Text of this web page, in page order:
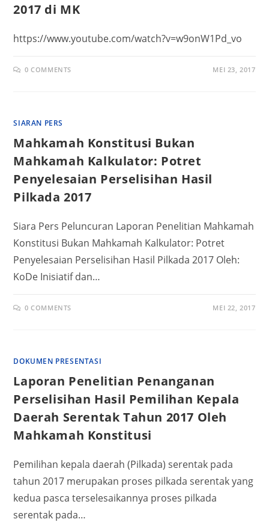
2017 di MK
https://www.youtube.com/watch?v=w9onW1Pd_vo
0 COMMENTS MEI 23, 2017
SIARAN PERS
Mahkamah Konstitusi Bukan
Mahkamah Kalkulator: Potret
Penyelesaian Perselisihan Hasil
Pilkada 2017
Siara Pers Peluncuran Laporan Penelitian Mahkamah
Konstitusi Bukan Mahkamah Kalkulator: Potret
Penyelesaian Perselisihan Hasil Pilkada 2017 Oleh:
KoDe Inisiatif dan…
0 COMMENTS MEI 22, 2017
DOKUMEN PRESENTASI
Laporan Penelitian Penanganan
Perselisihan Hasil Pemilihan Kepala
Daerah Serentak Tahun 2017 Oleh
Mahkamah Konstitusi
Pemilihan kepala daerah (Pilkada) serentak pada
tahun 2017 merupakan proses pilkada serentak yang
kedua pasca terselesaikannya proses pilkada
serentak pada…